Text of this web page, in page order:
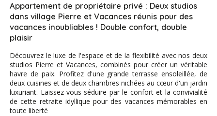
Appartement de propriétaire privé : Deux studios
dans village Pierre et Vacances réunis pour des
vacances inoubliables ! Double confort, double
plaisir
Découvrez le luxe de l'espace et de la flexibilité avec nos deux
studios Pierre et Vacances, combinés pour créer un véritable
havre de paix. Profitez d'une grande terrasse ensoleillée, de
deux cuisines et de deux chambres nichées au cœur d'un jardin
luxuriant. Laissez-vous séduire par le confort et la convivialité
de cette retraite idyllique pour des vacances mémorables en
toute liberté